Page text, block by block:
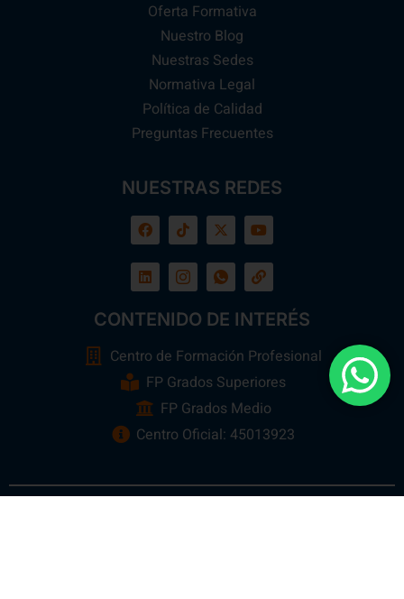
Oferta Formativa
Nuestro Blog
Nuestras Sedes
Normativa Legal
Política de Calidad
Preguntas Frecuentes
NUESTRAS REDES
CONTENIDO DE INTERÉS
Centro de Formación Profesional
FP Grados Superiores
FP Grados Medio
Centro Oficial: 45013923